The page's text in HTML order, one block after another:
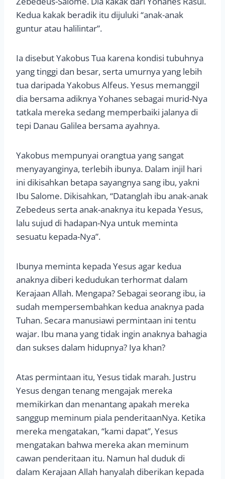
Kedua kakak beradik itu dijuluki “anak-anak
guntur atau halilintar”.
Ia disebut Yakobus Tua karena kondisi tubuhnya
yang tinggi dan besar, serta umurnya yang lebih
tua daripada Yakobus Alfeus. Yesus memanggil
dia bersama adiknya Yohanes sebagai murid-Nya
tatkala mereka sedang memperbaiki jalanya di
tepi Danau Galilea bersama ayahnya.
Yakobus mempunyai orangtua yang sangat
menyayanginya, terlebih ibunya. Dalam injil hari
ini dikisahkan betapa sayangnya sang ibu, yakni
Ibu Salome. Dikisahkan, “Datanglah ibu anak-anak
Zebedeus serta anak-anaknya itu kepada Yesus,
lalu sujud di hadapan-Nya untuk meminta
sesuatu kepada-Nya”.
Ibunya meminta kepada Yesus agar kedua
anaknya diberi kedudukan terhormat dalam
Kerajaan Allah. Mengapa? Sebagai seorang ibu, ia
sudah mempersembahkan kedua anaknya pada
Tuhan. Secara manusiawi permintaan ini tentu
wajar. Ibu mana yang tidak ingin anaknya bahagia
dan sukses dalam hidupnya? Iya khan?
Atas permintaan itu, Yesus tidak marah. Justru
Yesus dengan tenang mengajak mereka
memikirkan dan menantang apakah mereka
sanggup meminum piala penderitaanNya. Ketika
mereka mengatakan, “kami dapat”, Yesus
mengatakan bahwa mereka akan meminum
cawan penderitaan itu. Namun hal duduk di
dalam Kerajaan Allah hanyalah diberikan kepada